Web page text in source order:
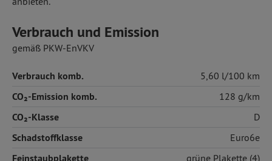
Verbrauch und Emission
gemäß PKW-EnVKV
Verbrauch komb. 5,60 l/100 km
CO₂-Emission komb. 128 g/km
CO₂-Klasse D
Schadstoffklasse Euro6e
Feinstaubplakette grüne Plakette (4)